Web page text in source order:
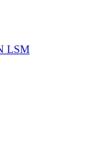
LSM